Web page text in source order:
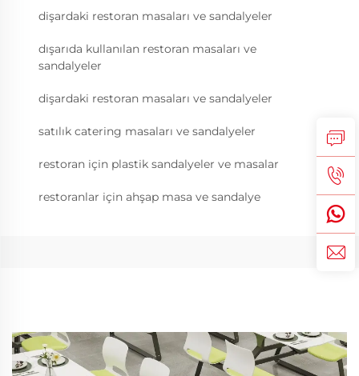
dişardaki restoran masaları ve sandalyeler
dışarıda kullanılan restoran masaları ve
sandalyeler
dişardaki restoran masaları ve sandalyeler
satılık catering masaları ve sandalyeler
restoran için plastik sandalyeler ve masalar
restoranlar için ahşap masa ve sandalye